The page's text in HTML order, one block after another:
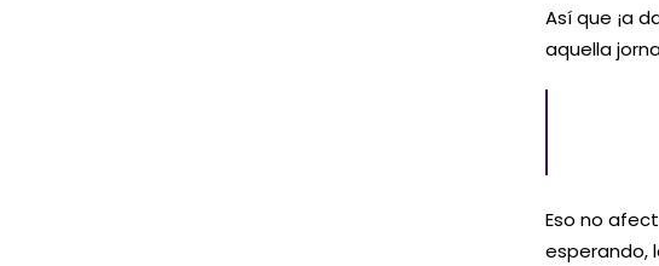
Así que ¡a
aquella
Eso no
esperando,